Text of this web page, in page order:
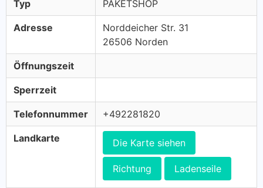
Typ PAKETSHOP
Adresse
Norddeicher Str. 31
26506 Norden
Öffnungszeit
Sperrzeit
Telefonnummer +492281820
Landkarte Die Karte siehen
Richtung Ladenseile